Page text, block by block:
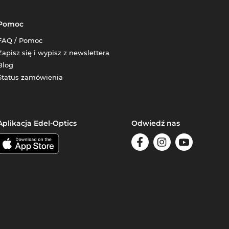
/ Pomoc
się i wypisz z newslettera
zamówienia
Edel-Optics Odwiedź nas